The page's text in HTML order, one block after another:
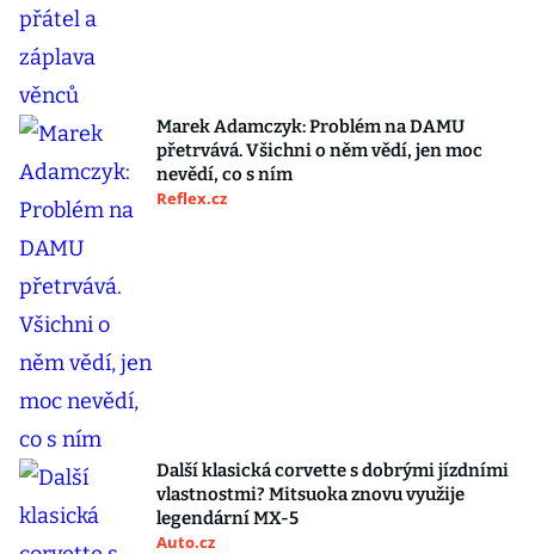
Marek Adamczyk: Problém na DAMU
přetrvává. Všichni o něm vědí, jen moc
nevědí, co s ním
Reflex.cz
Další klasická corvette s dobrými jízdními
vlastnostmi? Mitsuoka znovu využije
legendární MX-5
Auto.cz